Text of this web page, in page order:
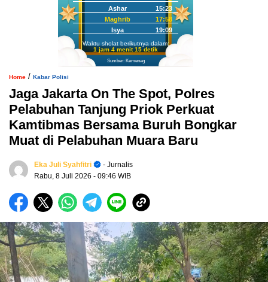
Ashar
15:23
Maghrib
17:58
Isya
19:09
Waktu sholat berikutnya dalam:
1 jam 4 menit 14 detik
Sumber: Kemenag
Home / Kabar Polisi
Jaga Jakarta On The Spot, Polres
Pelabuhan Tanjung Priok Perkuat
Kamtibmas Bersama Buruh Bongkar
Muat di Pelabuhan Muara Baru
Eka Juli Syahfitri
- Jurnalis
Rabu, 8 Juli 2026 - 09:46 WIB